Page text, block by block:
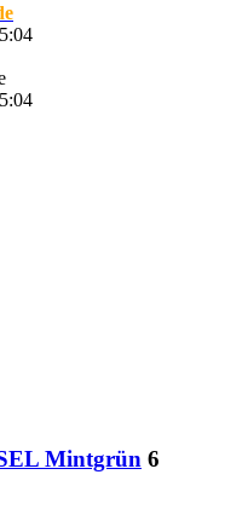
Mintgrün 6